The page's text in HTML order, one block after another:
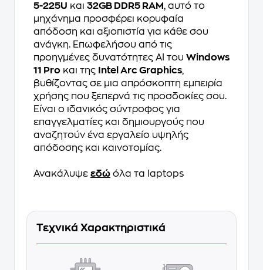
5-225U και 32GB DDR5 RAM, αυτό το
μηχάνημα προσφέρει κορυφαία
απόδοση και αξιοπιστία για κάθε σου
ανάγκη. Επωφελήσου από τις
προηγμένες δυνατότητες AI του Windows
11 Pro και της Intel Arc Graphics,
βυθίζοντας σε μια απρόσκοπτη εμπειρία
χρήσης που ξεπερνά τις προσδοκίες σου.
Είναι ο ιδανικός σύντροφος για
επαγγελματίες και δημιουργούς που
αναζητούν ένα εργαλείο υψηλής
απόδοσης και καινοτομίας.
Ανακάλυψε εδώ όλα τα laptops
Τεχνικά Χαρακτηριστικά